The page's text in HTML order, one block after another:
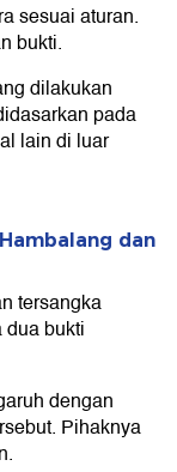
sesuai aturan.
bukti.
dilakukan
pada
lain di luar
dan
tersangka
bukti
dengan
Pihaknya